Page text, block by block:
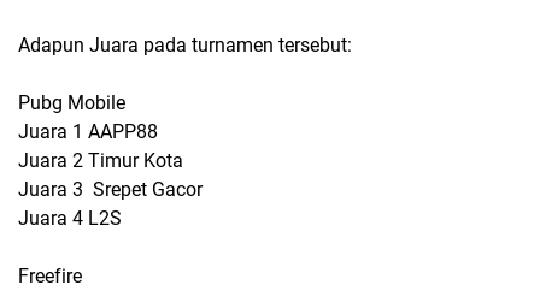
Adapun Juara pada turnamen tersebut:
Pubg Mobile
Juara 1 AAPP88
Juara 2 Timur Kota
Juara 3 Srepet Gacor
Juara 4 L2S
Freefire